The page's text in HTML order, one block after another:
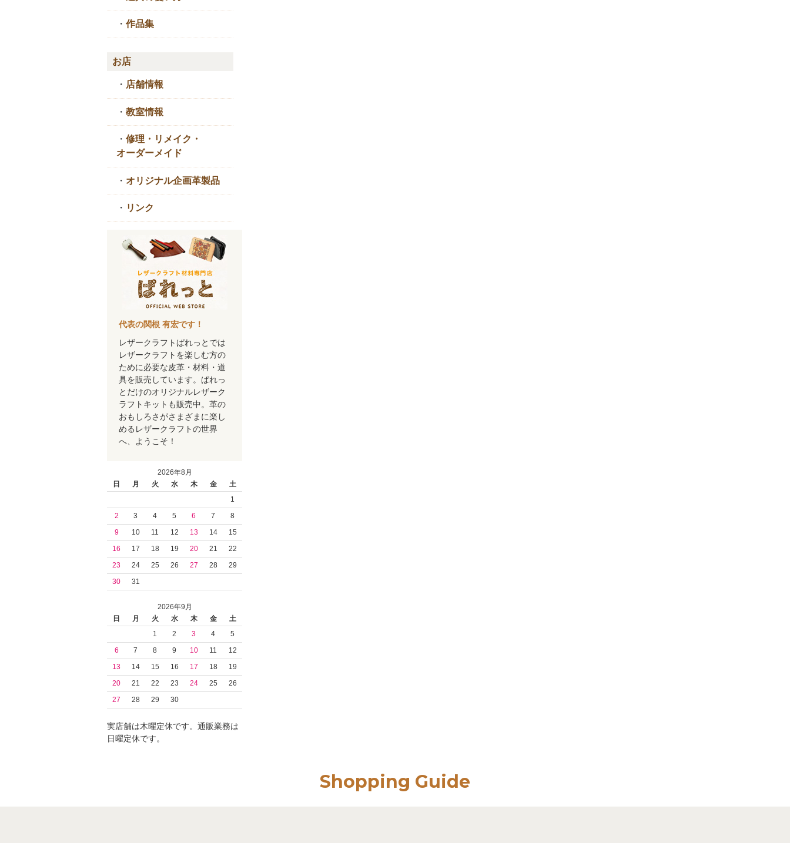
・ 作品集
お店
・ 店舗情報
・ 教室情報
・ 修理・リメイク・
オーダーメイド
・ オリジナル企画革製品
・ リンク
代表の関根 有宏です！
レザークラフトぱれっとでは
レザークラフトを楽しむ方の
ために必要な皮革・材料・道
具を販売しています。ぱれっ
とだけのオリジナルレザーク
ラフトキットも販売中。革の
おもしろさがさまざまに楽し
めるレザークラフトの世界
へ、ようこそ！
2026年8月
日
月 火 水 木 金
土
1
2
3 4 5 6 7
8
9
10 11 12 13 14
15
16
17 18 19 20 21
22
23
24 25 26 27 28
29
30
31
2026年9月
日
月 火 水 木 金
土
1
2 3 4
5
6
7 8 9 10 11
12
13
14 15 16 17 18
19
20
21 22 23 24 25
26
27
28 29 30
実店舗は木曜定休です。通販業務は
日曜定休です。
Shopping Guide